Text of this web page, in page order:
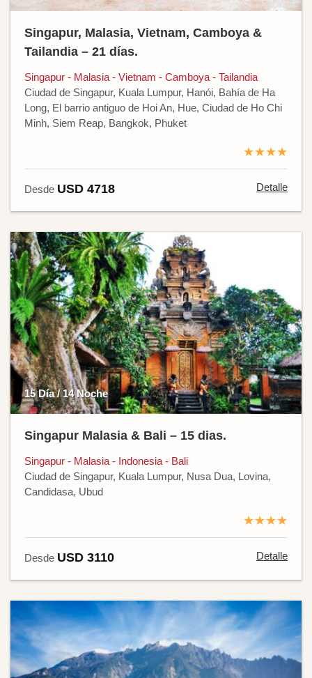
Singapur, Malasia, Vietnam, Camboya &
Tailandia – 21 días.
Singapur - Malasia - Vietnam - Camboya - Tailandia
Ciudad de Singapur, Kuala Lumpur, Hanói, Bahía de Ha
Long, El barrio antiguo de Hoi An, Hue, Ciudad de Ho Chi
Minh, Siem Reap, Bangkok, Phuket
★★★★
Desde USD 4718 Detalle
15 Día / 14 Noche
Singapur Malasia & Bali – 15 dias.
Singapur - Malasia - Indonesia - Bali
Ciudad de Singapur, Kuala Lumpur, Nusa Dua, Lovina,
Candidasa, Ubud
★★★★
Desde USD 3110 Detalle